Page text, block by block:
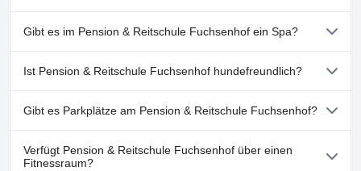
Nein, Pension & Reitschule Fuchsenhof hat keinen Pool.
Gibt es im Pension & Reitschule Fuchsenhof ein Spa?
Nein, ein Spa ist im Pension & Reitschule Fuchsenhof nicht
vorhanden.
Ist Pension & Reitschule Fuchsenhof hundefreundlich?
Ja, Pension & Reitschule Fuchsenhof heißt Hunde willkommen.
Gibt es Parkplätze am Pension & Reitschule Fuchsenhof?
Ja, Parkmöglichkeiten sind im Pension & Reitschule Fuchsenhof
vorhanden.
Verfügt Pension & Reitschule Fuchsenhof über einen
Fitnessraum?